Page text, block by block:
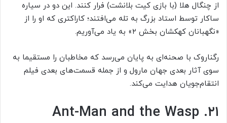
از چنگال هلا (با بازی کیت بلانشت) فرار کنند. این دو در سیاره
ساکار توسط استاد بزرگ به تله می‌افتند؛ کاراکتری که او را از
«نگهبانان کهکشان بخش ۲» به یاد می‌آوریم.
رگناروک با صحنه‌ای به پایان می‌رسد که مخاطبان را مستقیما به
سوی آثار بعدی جهان مارول و از جمله قسمت‌های بعدی فیلم
انتقام‌جویان هدایت می‌کند.
۲۱. Ant-Man and the Wasp